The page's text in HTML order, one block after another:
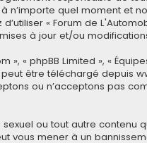
n’importe quel moment et
« Forum de
à jour et/ou
« phpBB Limited », «
être téléchargé depuis
ou n’acceptons pas
ou tout autre contenu
vous mener à un